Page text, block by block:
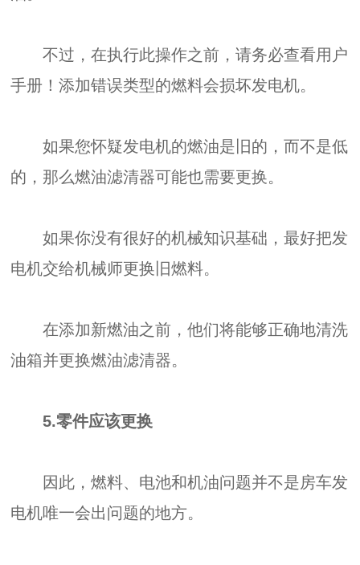
不过，在执行此操作之前，请务必查看用户
手册！添加错误类型的燃料会损坏发电机。
如果您怀疑发电机的燃油是旧的，而不是低
的，那么燃油滤清器可能也需要更换。
如果你没有很好的机械知识基础，最好把发
电机交给机械师更换旧燃料。
在添加新燃油之前，他们将能够正确地清洗
油箱并更换燃油滤清器。
5.零件应该更换
因此，燃料、电池和机油问题并不是房车发
电机唯一会出问题的地方。